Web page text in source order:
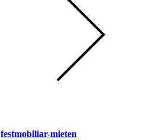
festmobiliar-mieten